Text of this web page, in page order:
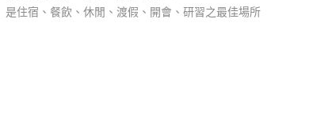
是住宿、餐飲、休閒、渡假、開會、研習之最佳場所